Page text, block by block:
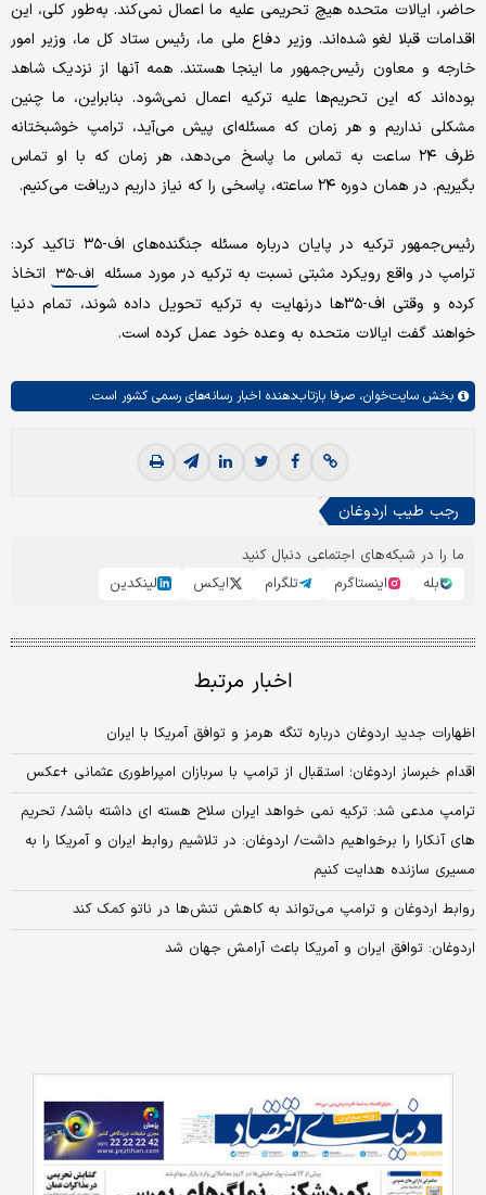
حاضر، ایالات متحده هیچ تحریمی علیه ما اعمال نمی‌کند. به‌طور کلی، این
اقدامات قبلا لغو شده‌اند. وزیر دفاع ملی ما، رئیس ستاد کل ما، وزیر امور
خارجه و معاون رئیس‌جمهور ما اینجا هستند. همه آنها از نزدیک شاهد
بوده‌اند که این تحریم‌ها علیه ترکیه اعمال نمی‌شود. بنابراین، ما چنین
مشکلی نداریم و هر زمان که مسئله‌ای پیش می‌آید، ترامپ خوشبختانه
ظرف ۲۴ ساعت به تماس ما پاسخ می‌دهد، هر زمان که با او تماس
بگیریم. در همان دوره ۲۴ ساعته، پاسخی را که نیاز داریم دریافت می‌کنیم.
رئیس‌جمهور ترکیه در پایان درباره مسئله جنگنده‌های اف-۳۵ تاکید کرد:
ترامپ در واقع رویکرد مثبتی نسبت به ترکیه در مورد مسئله اف-۳۵
اتخاذ
کرده و وقتی اف-۳۵ها درنهایت به ترکیه تحویل داده شوند، تمام دنیا
خواهند گفت ایالات متحده به وعده خود عمل کرده است.
بخش سایت‌خوان، صرفا بازتاب‌دهنده اخبار رسانه‌های رسمی کشور است.
رجب طیب اردوغان
ما را در شبکه‌های اجتماعی دنبال کنید
بله
اینستاگرم تلگرام ایکس لینکدین
اخبار مرتبط
اظهارات جدید اردوغان درباره تنگه هرمز و توافق آمریکا با ایران
اقدام خبرساز اردوغان؛ استقبال از ترامپ با سربازان امپراطوری عثمانی +عکس
ترامپ مدعی شد: ترکیه نمی خواهد ایران سلاح هسته ای داشته باشد/ تحریم
های آنکارا را برخواهیم داشت/ اردوغان: در تلاشیم روابط ایران و آمریکا را به
مسیری سازنده هدایت کنیم
روابط اردوغان و ترامپ می‌تواند به کاهش تنش‌ها در ناتو کمک کند
اردوغان: توافق ایران و آمریکا باعث آرامش جهان شد